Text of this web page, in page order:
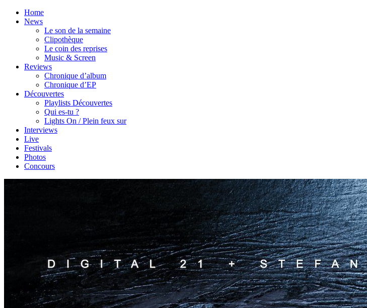
Home
News
Le son de la semaine
Clipothèque
Le coin des reprises
Music & Screen
Reviews
Chronique d’album
Chronique d’EP
Découvertes
Playlists Découvertes
Qui es-tu ?
Lights On / Plein feux sur
Interviews
Live
Festivals
Photos
Concours